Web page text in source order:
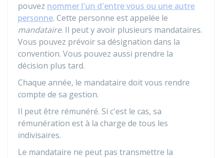
pouvez nommer l'un d'entre vous ou une autre
personne. Cette personne est appelée le
mandataire. Il peut y avoir plusieurs mandataires.
Vous pouvez prévoir sa désignation dans la
convention. Vous pouvez aussi prendre la
décision plus tard.
Chaque année, le mandataire doit vous rendre
compte de sa gestion.
Il peut être rémunéré. Si c'est le cas, sa
rémunération est à la charge de tous les
indivisaires.
Le mandataire ne peut pas transmettre la